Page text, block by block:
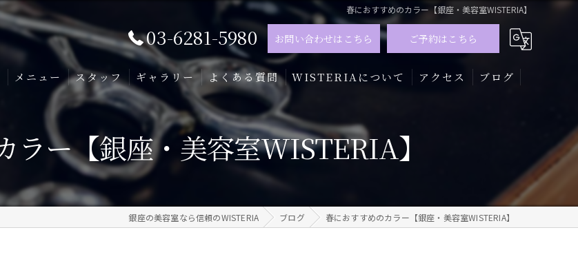
春におすすめのカラー【銀座・美容室WISTERIA】
03-6281-5980 お問い合わせはこちら ご予約はこちら
メニュー スタッフ ギャラリー よくある質問 WISTERIAについて
髪質改善
トリートメント
メンズ
アクセス ブログ
ラー【銀座・美容室WISTERIA】
銀座の美容室なら信頼のWISTERIA ブログ 春におすすめのカラー【銀座・美容室WISTERIA】